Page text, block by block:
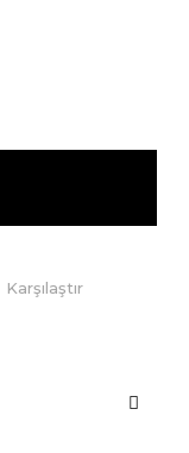
Karşılaştır